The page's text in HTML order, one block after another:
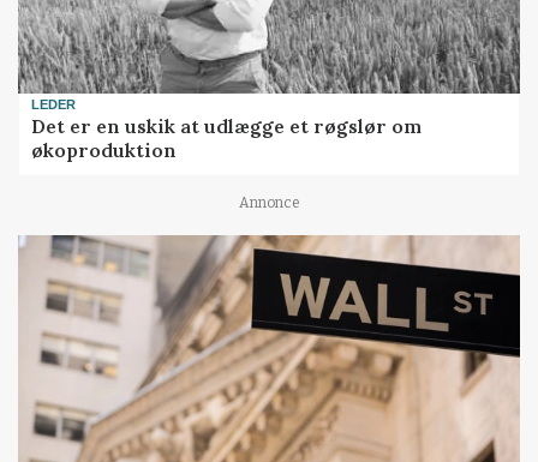
LEDER
Det er en uskik at udlægge et røgslør om
økoproduktion
Annonce